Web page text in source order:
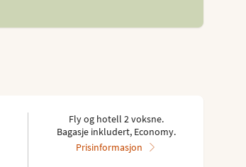
Fly og hotell 2 voksne.
Bagasje inkludert, Economy.
Prisinformasjon